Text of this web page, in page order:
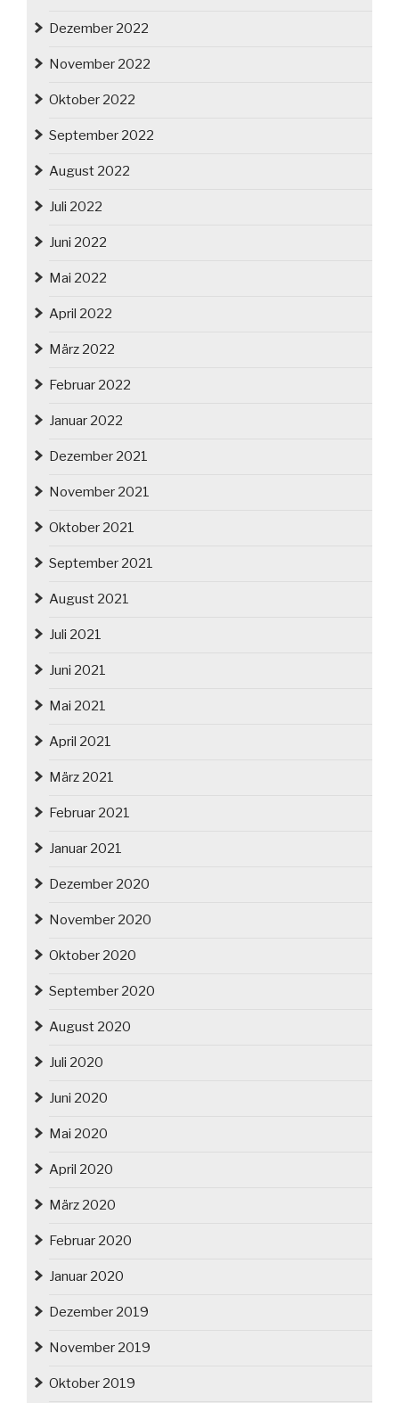
Dezember 2022
November 2022
Oktober 2022
September 2022
August 2022
Juli 2022
Juni 2022
Mai 2022
April 2022
März 2022
Februar 2022
Januar 2022
Dezember 2021
November 2021
Oktober 2021
September 2021
August 2021
Juli 2021
Juni 2021
Mai 2021
April 2021
März 2021
Februar 2021
Januar 2021
Dezember 2020
November 2020
Oktober 2020
September 2020
August 2020
Juli 2020
Juni 2020
Mai 2020
April 2020
März 2020
Februar 2020
Januar 2020
Dezember 2019
November 2019
Oktober 2019